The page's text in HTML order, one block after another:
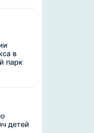
в
парк
детей